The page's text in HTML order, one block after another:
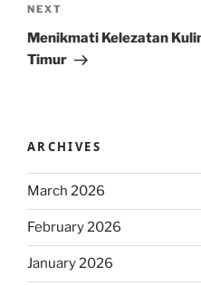
Next
Post
NEXT
Menikmati Kelezatan
Timur
ARCHIVES
March 2026
February 2026
January 2026